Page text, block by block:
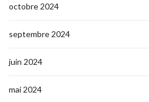
octobre 2024
septembre 2024
juin 2024
mai 2024